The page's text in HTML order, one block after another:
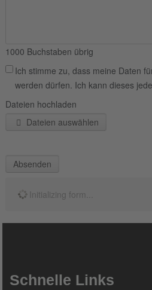
1000 Buchstaben übrig
Ich stimme zu, dass meine Daten
werden dürfen. Ich kann dieses
Dateien hochladen
Dateien auswählen
Absenden
Initializing form...
Schnelle Links